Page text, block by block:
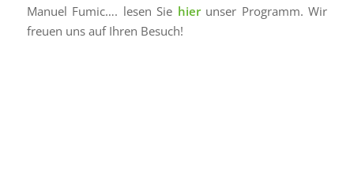
Manuel Fumic…. lesen Sie hierunser Programm. Wir
freuen uns auf Ihren Besuch!